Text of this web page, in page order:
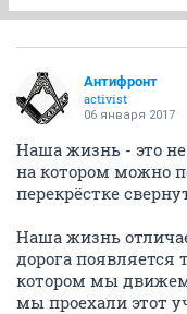
Антифронт
activist
06 января 2017
Наша жизнь - это
на котором можно
перекрёстке
Наша жизнь
дорога появляется
котором мы
мы проехали этот